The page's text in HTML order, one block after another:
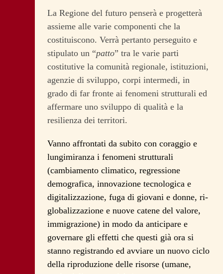
La Regione del futuro penserà e progetterà
assieme alle varie componenti che la
costituiscono. Verrà pertanto perseguito e
stipulato un “patto” tra le varie parti
costitutive la comunità regionale, istituzioni,
agenzie di sviluppo, corpi intermedi, in
grado di far fronte ai fenomeni strutturali ed
affermare uno sviluppo di qualità e la
resilienza dei territori.
Vanno affrontati da subito con coraggio e
lungimiranza i fenomeni strutturali
(cambiamento climatico, regressione
demografica, innovazione tecnologica e
digitalizzazione, fuga di giovani e donne, ri-
globalizzazione e nuove catene del valore,
immigrazione) in modo da anticipare e
governare gli effetti che questi già ora si
stanno registrando ed avviare un nuovo ciclo
della riproduzione delle risorse (umane,